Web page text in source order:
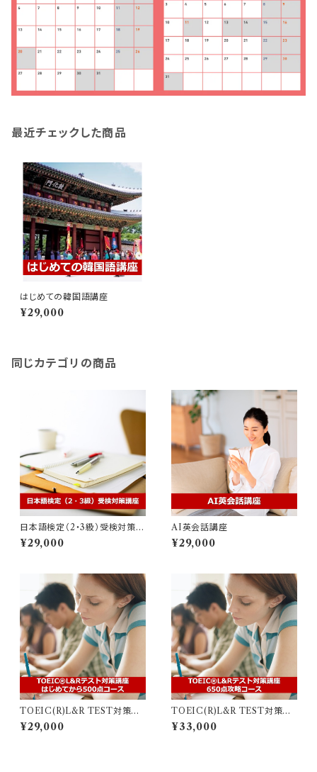
最近チェックした商品
はじめての韓国語講座
¥29,000
同じカテゴリの商品
日本語検定（2・3級）受検対策講
座
¥29,000
AI英会話講座
¥29,000
TOEIC(R)L&R TEST対策講
座 はじめてから500点コース
¥29,000
TOEIC(R)L&R TEST対策講
座 650点攻略コース
¥33,000